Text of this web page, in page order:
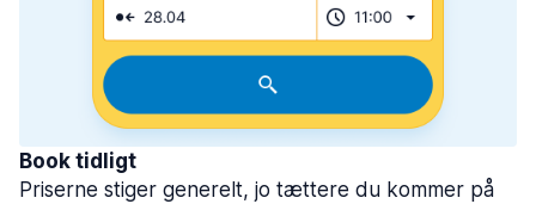
Book tidligt
Priserne stiger generelt, jo tættere du kommer på